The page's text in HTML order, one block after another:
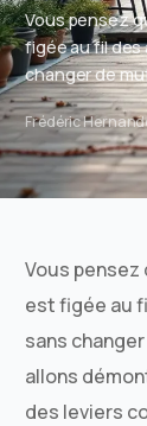
Vous pensez
figée au fil des
changer de
Frédéric
Vous
est figée au
sans
allons
des leviers